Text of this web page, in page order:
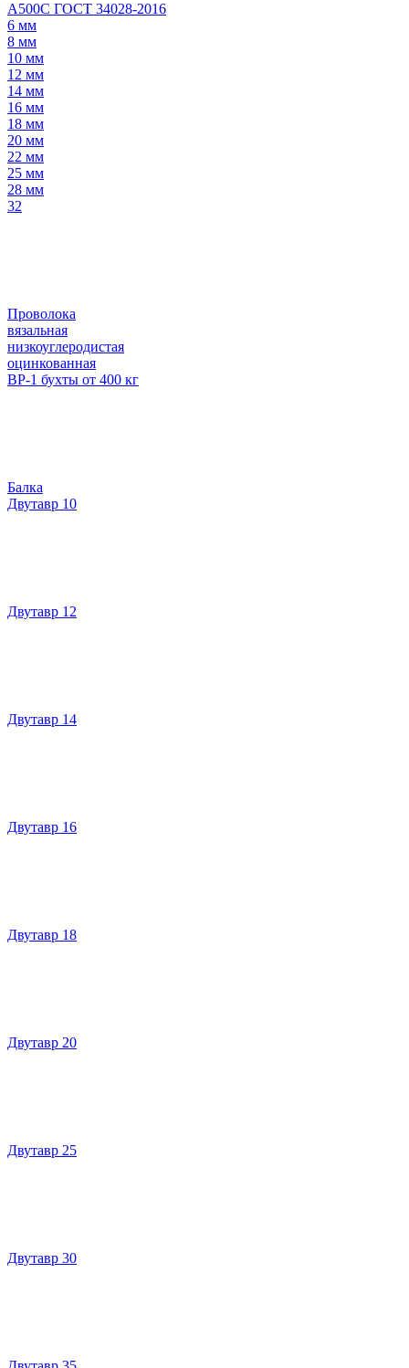
А500С ГОСТ 34028-2016
6 мм
8 мм
10 мм
12 мм
14 мм
16 мм
18 мм
20 мм
22 мм
25 мм
28 мм
32
Проволока
вязальная
низкоуглеродистая
оцинкованная
ВР-1 бухты от 400 кг
Балка
Двутавр 10
Двутавр 12
Двутавр 14
Двутавр 16
Двутавр 18
Двутавр 20
Двутавр 25
Двутавр 30